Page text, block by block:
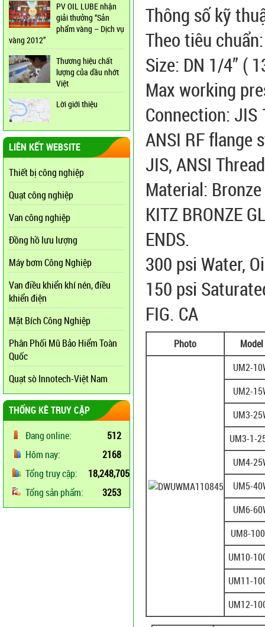
PV OIL LUBE nhận
giải thưởng “Sản
phẩm vàng – Dịch vụ
vàng 2012”
Thương hiệu chất
lượng của dầu nhớt
Việt
Lời giới thiệu
LIÊN KẾT WEBSITE
Thiết bị công nghiệp
Quạt công nghiệp
Van công nghiệp
Đồng hồ lưu lượng
Máy bơm Công Nghiệp
Van điều khiển khí nén, điều
khiển điện
Mặt Bích Công Nghiệp
Phân Phối Mũ Bảo Hiểm Toàn
Quốc
Quạt sò Innotech-Việt Nam
THỐNG KÊ TRUY CẬP
Đang online:
512
Hôm nay:
2168
Tổng truy cập:
18,248,705
Tổng sản phẩm:
3253
Thông số kỹ
Theo tiêu
Size: DN 1/4” (
Max working
Connection: JIS
ANSI RF flange
JIS, ANSI
Material:
KITZ BRONZE
ENDS.
300 psi Water,
150 psi
FIG. CA
Photo
Model
UM2-
UM2-
UM3-
UM3-1-
UM4-
UM5-
UM6-
UM8-
UM10-
UM11-
UM12-